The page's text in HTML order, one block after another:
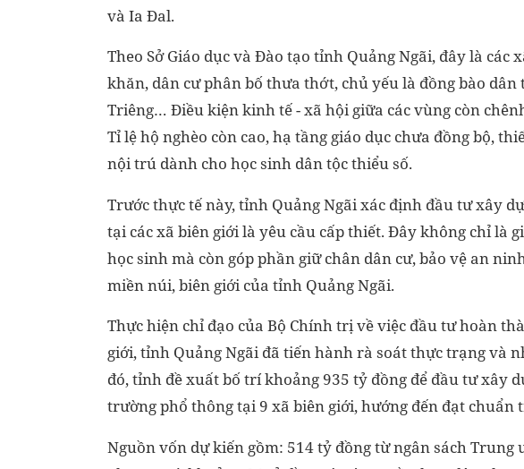
và Ia Đal.
Theo Sở Giáo dục và Đào tạo tỉnh Quảng Ngãi, đây là
khăn, dân cư phân bố thưa thớt, chủ yếu là đồng bào
Triêng… Điều kiện kinh tế - xã hội giữa các vùng còn
Tỉ lệ hộ nghèo còn cao, hạ tầng giáo dục chưa đồng bộ,
nội trú dành cho học sinh dân tộc thiểu số.
Trước thực tế này, tỉnh Quảng Ngãi xác định đầu tư xây
tại các xã biên giới là yêu cầu cấp thiết. Đây không chỉ là
học sinh mà còn góp phần giữ chân dân cư, bảo vệ an
miền núi, biên giới của tỉnh Quảng Ngãi.
Thực hiện chỉ đạo của Bộ Chính trị về việc đầu tư hoàn
giới, tỉnh Quảng Ngãi đã tiến hành rà soát thực trạng và
đó, tỉnh đề xuất bố trí khoảng 935 tỷ đồng để đầu tư xây
trường phổ thông tại 9 xã biên giới, hướng đến đạt chuẩn
Nguồn vốn dự kiến gồm: 514 tỷ đồng từ ngân sách Trung